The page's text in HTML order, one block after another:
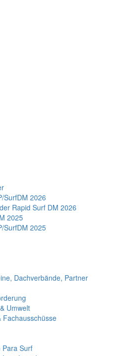
SurfDM 2026
Rapid Surf DM 2026
2025
SurfDM 2025
Dachverbände, Partner
Umwelt
Fachausschüsse
Para Surf